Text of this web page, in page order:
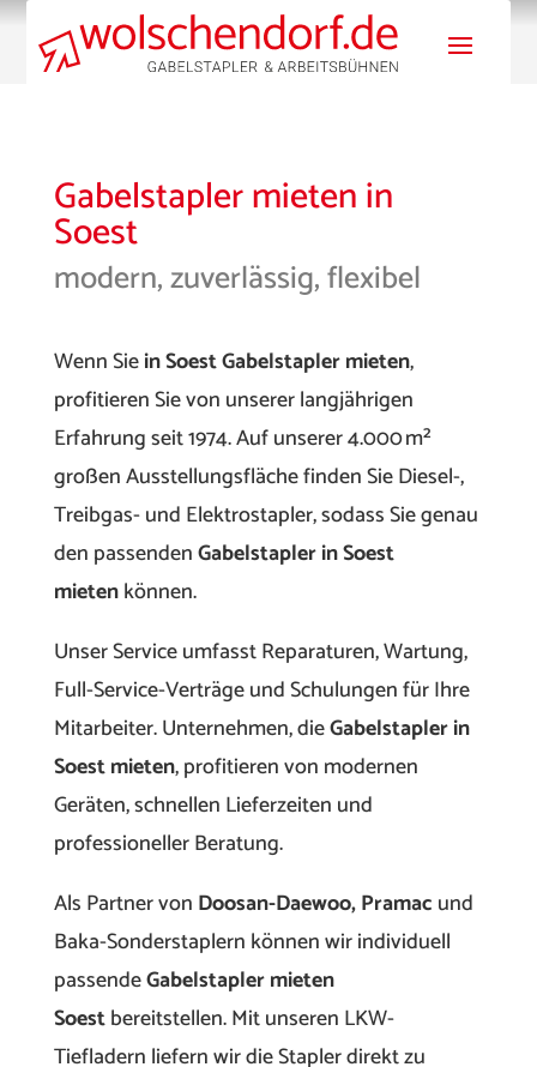
Gabelstapler mieten in
Soest
modern, zuverlässig, flexibel
Wenn Siein Soest Gabelstapler mieten,
profitieren Sie von unserer langjährigen
Erfahrung seit 1974. Auf unserer 4.000 m²
großen Ausstellungsfläche finden Sie Diesel-,
Treibgas- und Elektrostapler, sodass Sie genau
den passendenGabelstapler in Soest
mietenkönnen.
Unser Service umfasst Reparaturen, Wartung,
Full-Service-Verträge und Schulungen für Ihre
Mitarbeiter. Unternehmen, dieGabelstapler in
Soest mieten, profitieren von modernen
Geräten, schnellen Lieferzeiten und
professioneller Beratung.
Als Partner von Doosan-Daewoo, Pramac und
Baka-Sonderstaplern können wir individuell
passendeGabelstapler mieten
Soestbereitstellen. Mit unseren LKW-
Tiefladern liefern wir die Stapler direkt zu